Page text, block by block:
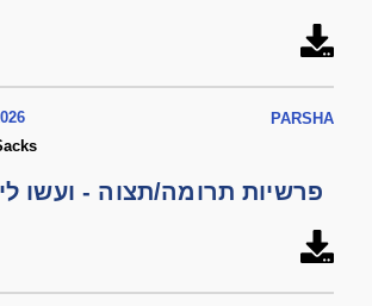
PARSHA
פרשיות תרומה/תצוה - ועשו